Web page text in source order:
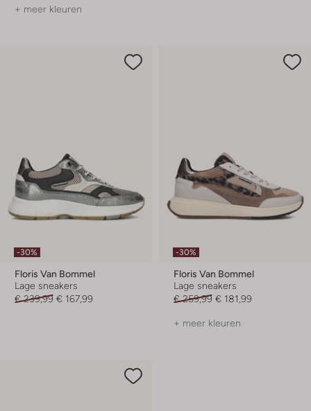
+ meer kleuren
-30%
Floris Van Bommel
Lage sneakers
€ 239,99 € 167,99
-30%
Floris Van Bommel
Lage sneakers
€ 259,99 € 181,99
+ meer kleuren